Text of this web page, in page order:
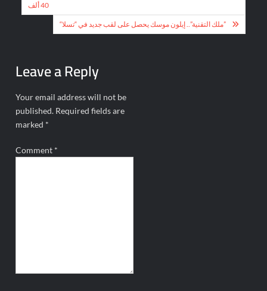
40 ألف
“ملك التقنية”.. إيلون موسك يحصل على لقب جديد في “تسلا”
Leave a Reply
Your email address will not be
published. Required fields are
marked *
Comment *